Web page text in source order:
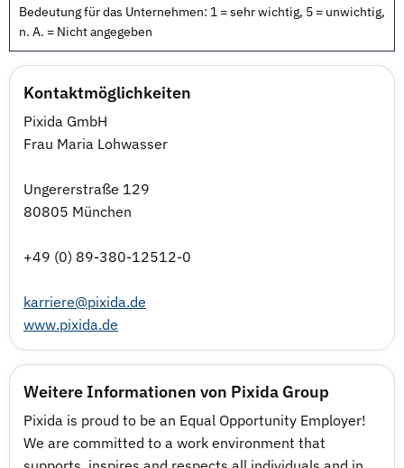
Bedeutung für das Unternehmen: 1 = sehr wichtig, 5 = unwichtig,
n. A. = Nicht angegeben
Kontaktmöglichkeiten
Pixida GmbH
Frau Maria Lohwasser
Ungererstraße 129
80805 München
+49 (0) 89-380-12512-0
karriere@pixida.de
www.pixida.de
Weitere Informationen von Pixida Group
Pixida is proud to be an Equal Opportunity Employer!
We are committed to a work environment that